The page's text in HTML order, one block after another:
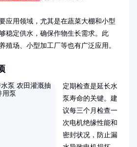
应用领域，尤其是在蔬菜大棚和小型
稳定供水，确保作物生长需求。此
殖场、小型加工厂等也有广泛应用。
定期检查是延长水
泵寿命的关键。建
议每三个月检查一
次电机绝缘性能和
密封状况，防止漏